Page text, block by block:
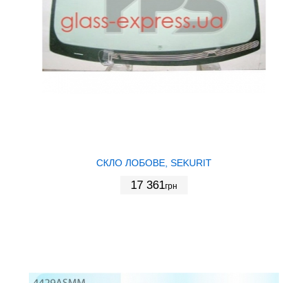
СКЛО ЛОБОВЕ, SEKURIT
17 361грн